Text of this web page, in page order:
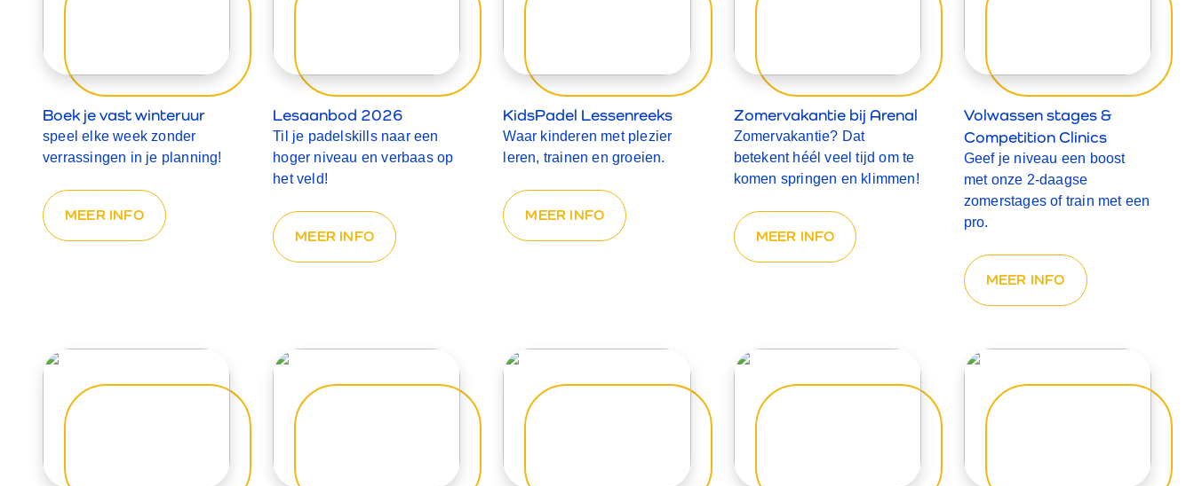
Boek je vast winteruur
speel elke week zonder
verrassingen in je planning!
MEER INFO
Lesaanbod 2026
Til je padelskills naar een
hoger niveau en verbaas op
het veld!
MEER INFO
KidsPadel Lessenreeks
Waar kinderen met plezier
leren, trainen en groeien.
MEER INFO
Zomervakantie bij Arenal
Zomervakantie? Dat
betekent héél veel tijd om te
komen springen en klimmen!
MEER INFO
Volwassen stages &
Competition Clinics
Geef je niveau een boost
met onze 2-daagse
zomerstages of train met een
pro.
MEER INFO